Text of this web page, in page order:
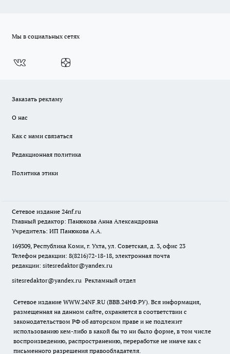
Мы в социальных сетях
Заказать рекламу
О нас
Как с нами связаться
Редакционная политика
Политика этики
Сетевое издание 24nf.ru
Главный редактор: Панюкова Анна Александровна
Учредитель: ИП Панюкова А.А.
169309, Республика Коми, г. Ухта, ул. Советская, д. 3, офис 23
Телефон редакции: 8(8216)72-18-18, электронная почта
редакции: sitesredaktor@yandex.ru
sitesredaktor@yandex.ru Рекламный отдел
Сетевое издание WWW.24NF.RU (ВВВ.24НФ.РУ). Вся информация,
размещенная на данном сайте, охраняется в соответствии с
законодательством РФ об авторском праве и не подлежит
использованию кем-либо в какой бы то ни было форме, в том числе
воспроизведению, распространению, переработке не иначе как с
письменного разрешения правообладателя.